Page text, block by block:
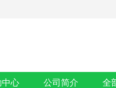
中心 公司简介 全